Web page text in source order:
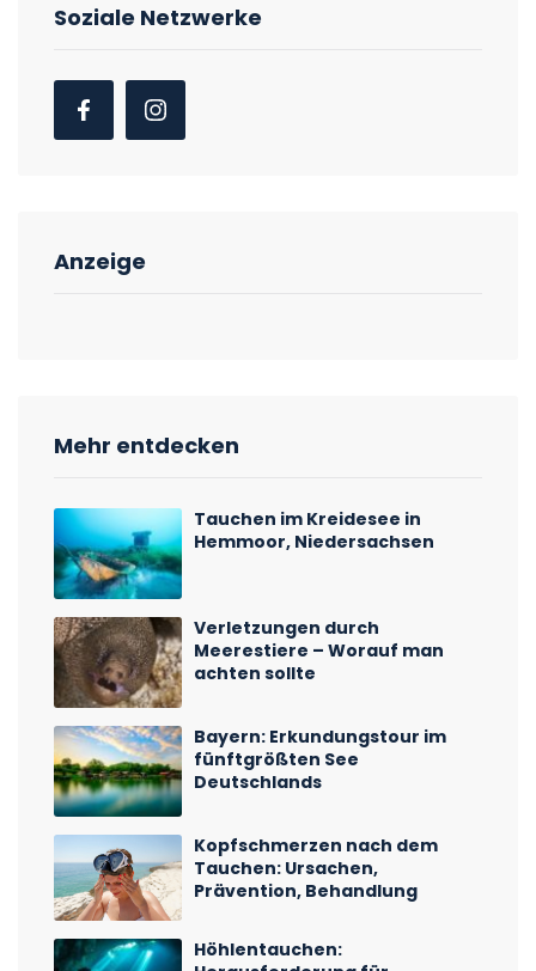
Soziale Netzwerke
Anzeige
Mehr entdecken
Tauchen im Kreidesee in
Hemmoor, Niedersachsen
Verletzungen durch
Meerestiere – Worauf man
achten sollte
Bayern: Erkundungstour im
fünftgrößten See
Deutschlands
Kopfschmerzen nach dem
Tauchen: Ursachen,
Prävention, Behandlung
Höhlentauchen: